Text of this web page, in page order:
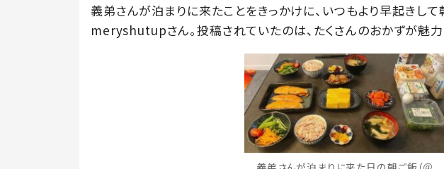
義弟さんが泊まりに来たことをきっかけに、いつもより早起きし
meryshutupさん。投稿されていたのは、たくさんのおかずが魅